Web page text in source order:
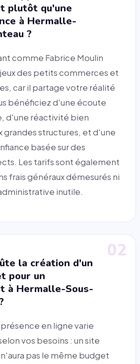
plutôt qu'une
à Hermalle-
?
comme Fabrice Moulin
des petits commerces et
car il partage votre réalité
bénéficiez d'une écoute
d'une réactivité bien
grandes structures, et d'une
basée sur des
Les tarifs sont également
frais généraux démesurés ni
inutile.
02
la création d'un
pour un
à Hermalle-Sous-
en ligne varie
vos besoins : un site
pas le même budget